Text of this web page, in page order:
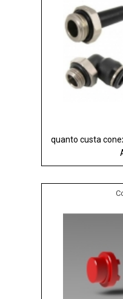
quanto custa